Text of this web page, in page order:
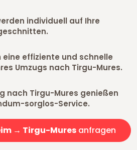
individuell auf Ihre
effiziente und schnelle
Umzugs nach Tirgu-Mures.
nach Tirgu-Mures genießen
sorglos-Service.
→ Tirgu-Mures anfragen